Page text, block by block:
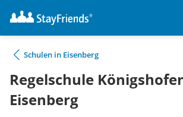
Schulen in Eisenberg
Regelschule
Eisenberg